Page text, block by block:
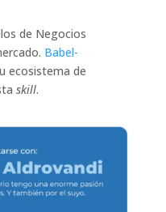
de Negocios
Babel-
ecosistema de
skill.